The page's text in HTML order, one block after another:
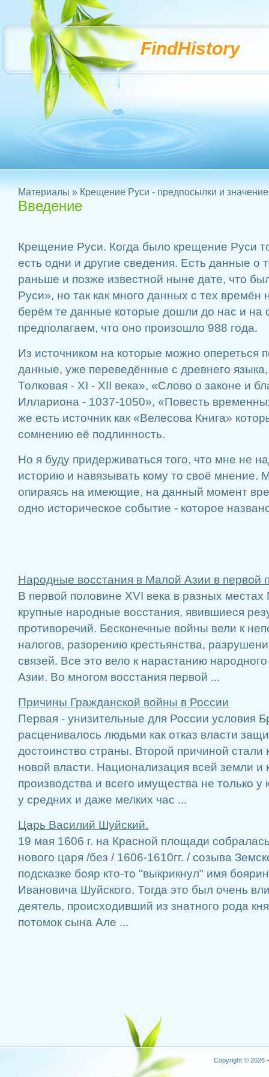
FindHistory
Материалы » Крещение Руси - предпосылки и значение
Введение
Крещение Руси. Когда было крещение Руси
есть одни и другие сведения. Есть данные о
раньше и позже известной ныне дате, что
Руси», но так как много данных с тех
берём те данные которые дошли до нас и на
предполагаем, что оно произошло 988 года.
Из источником на которые можно опереться
данные, уже переведённые с древнего
Толковая - XI - XII века», «Слово о законе и
Иллариона - 1037-1050», «Повесть
же есть источник как «Велесова Книга»
сомнению её подлинность.
Но я буду придерживаться того, что мне не
историю и навязывать кому то своё мнение.
опираясь на имеющие, на данный момент
одно историческое событие - которое
Народные восстания в Малой Азии в первой
В первой половине XVI века в разных
крупные народные восстания, явившиеся
противоречий. Бесконечные войны вели к
налогов, разорению крестьянства,
связей. Все это вело к нарастанию
Азии. Во многом восстания первой ...
Причины Гражданской войны в России
Первая - унизительные для России условия
расценивалось людьми как отказ власти
достоинство страны. Второй причиной стали
новой власти. Национализация всей земли и
производства и всего имущества не только у
у средних и даже мелких час ...
Царь Василий Шуйский.
19 мая 1606 г. на Красной площади
нового царя /без / 1606-1610гг. / созыва
подсказке бояр кто-то "выкрикнул" имя
Ивановича Шуйского. Тогда это был очень
деятель, происходивший из знатного рода
потомок сына Але ...
Copyright © 2026